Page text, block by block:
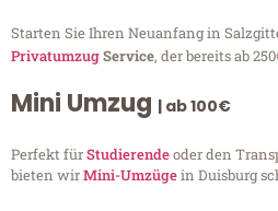
Starten Sie Ihren Neuanfang in
PrivatumzugService, der bereits ab
Mini Umzug | ab 100€
Perfekt fürStudierendeoder den
bieten wirMini-Umzügein Duisburg